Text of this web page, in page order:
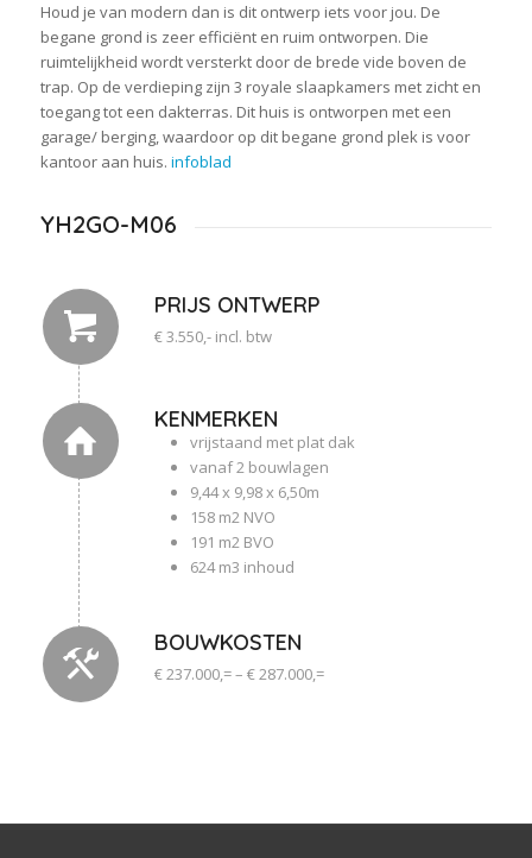
Houd je van modern dan is dit ontwerp iets voor jou. De
begane grond is zeer efficiënt en ruim ontworpen. Die
ruimtelijkheid wordt versterkt door de brede vide boven de
trap. Op de verdieping zijn 3 royale slaapkamers met zicht en
toegang tot een dakterras. Dit huis is ontworpen met een
garage/ berging, waardoor op dit begane grond plek is voor
kantoor aan huis. infoblad
YH2GO-M06
PRIJS ONTWERP
€ 3.550,- incl. btw
KENMERKEN
vrijstaand met plat dak
vanaf 2 bouwlagen
9,44 x 9,98 x 6,50m
158 m2 NVO
191 m2 BVO
624 m3 inhoud
BOUWKOSTEN
€ 237.000,= – € 287.000,=